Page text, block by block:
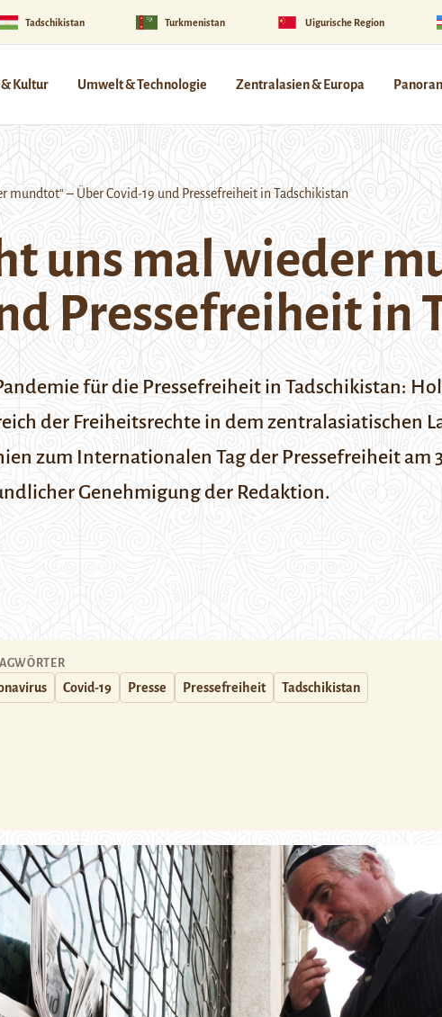
Tadschikistan Turkmenistan Uigurische Region
Kultur Umwelt & Technologie Zentralasien & Europa
mundtot“ – Über Covid-19 und Pressefreiheit in Tadschikistan
uns mal wieder
Pressefreiheit in
für die Pressefreiheit in Tadschikistan:
der Freiheitsrechte in dem zentralasiatischen
zum Internationalen Tag der Pressefreiheit am
Genehmigung der Redaktion.
Covid-19 Presse Pressefreiheit Tadschikistan